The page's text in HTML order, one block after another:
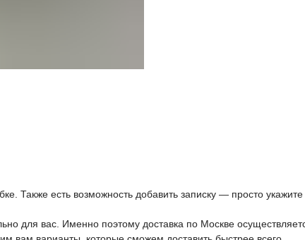
Также есть возможность добавить записку — просто укажите
для вас. Именно поэтому доставка по Москве